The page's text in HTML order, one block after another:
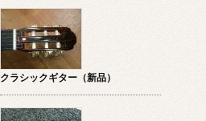
クラシックギター（新品）